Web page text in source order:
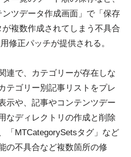
ツデータ作成画面」で「保存
複数作成されてしまう不具合
修正パッチが提供される。
連で、カテゴリーが存在しな
テゴリー別記事リストをプレ
示や、記事やコンテンツデー
なディレクトリの作成と削除
「MTCategorySetsタグ」など
の不具合など複数箇所の修